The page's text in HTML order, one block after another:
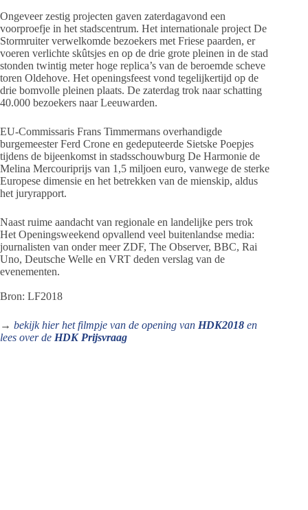
Ongeveer zestig projecten gaven zaterdagavond een
voorproefje in het stadscentrum. Het internationale project De
Stormruiter verwelkomde bezoekers met Friese paarden, er
voeren verlichte skûtsjes en op de drie grote pleinen in de stad
stonden twintig meter hoge replica’s van de beroemde scheve
toren Oldehove. Het openingsfeest vond tegelijkertijd op de
drie bomvolle pleinen plaats. De zaterdag trok naar schatting
40.000 bezoekers naar Leeuwarden.
EU-Commissaris Frans Timmermans overhandigde
burgemeester Ferd Crone en gedeputeerde Sietske Poepjes
tijdens de bijeenkomst in stadsschouwburg De Harmonie de
Melina Mercouriprijs van 1,5 miljoen euro, vanwege de sterke
Europese dimensie en het betrekken van de mienskip, aldus
het juryrapport.
Naast ruime aandacht van regionale en landelijke pers trok
Het Openingsweekend opvallend veel buitenlandse media:
journalisten van onder meer ZDF, The Observer, BBC, Rai
Uno, Deutsche Welle en VRT deden verslag van de
evenementen.
Bron: LF2018
→ bekijk hier het filmpje van de opening van HDK2018 en
lees over de HDK Prijsvraag